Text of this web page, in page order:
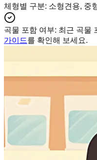
체형별 구분: 소형견용, 중
곡물 포함 여부: 최근 곡물
가이드를 확인해 보세요.